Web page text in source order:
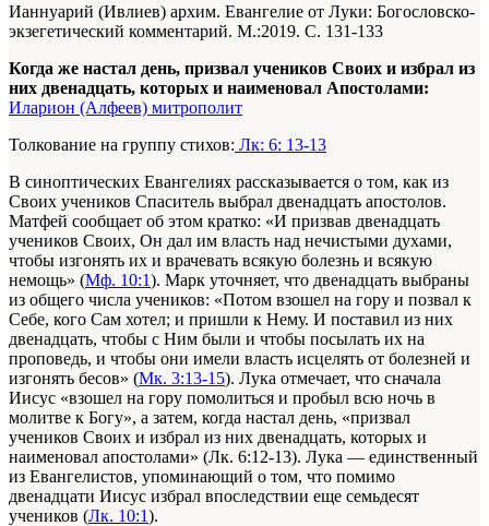
Ианнуарий (Ивлиев) архим. Евангелие от Луки: Богословско-
экзегетический комментарий. М.:2019. С. 131-133
Когда же настал день, призвал учеников Своих и избрал из
них двенадцать, которых и наименовал Апостолами:
Иларион (Алфеев) митрополит
Толкование на группу стихов: Лк: 6: 13-13
В синоптических Евангелиях рассказывается о том, как из
Своих учеников Спаситель выбрал двенадцать апостолов.
Матфей сообщает об этом кратко: «И призвав двенадцать
учеников Своих, Он дал им власть над нечистыми духами,
чтобы изгонять их и врачевать всякую болезнь и всякую
немощь» (Мф. 10:1). Марк уточняет, что двенадцать выбраны
из общего числа учеников: «Потом взошел на гору и позвал к
Себе, кого Сам хотел; и пришли к Нему. И поставил из них
двенадцать, чтобы с Ним были и чтобы посылать их на
проповедь, и чтобы они имели власть исцелять от болезней и
изгонять бесов» (Мк. 3:13-15). Лука отмечает, что сначала
Иисус «взошел на гору помолиться и пробыл всю ночь в
молитве к Богу», а затем, когда настал день, «призвал
учеников Своих и избрал из них двенадцать, которых и
наименовал апостолами» (Лк. 6:12-13). Лука — единственный
из Евангелистов, упоминающий о том, что помимо
двенадцати Иисус избрал впоследствии еще семьдесят
учеников (Лк. 10:1).